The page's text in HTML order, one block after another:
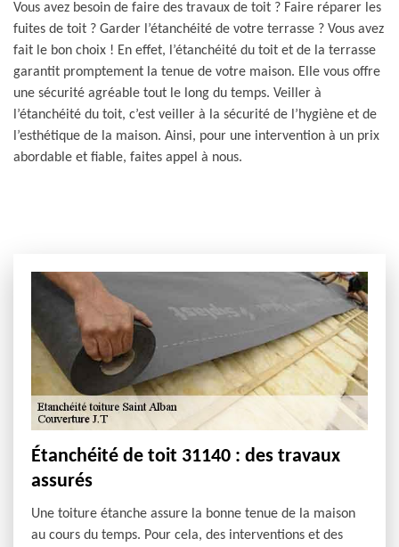
Vous avez besoin de faire des travaux de toit ? Faire réparer les
fuites de toit ? Garder l’étanchéité de votre terrasse ? Vous avez
fait le bon choix ! En effet, l’étanchéité du toit et de la terrasse
garantit promptement la tenue de votre maison. Elle vous offre
une sécurité agréable tout le long du temps. Veiller à
l’étanchéité du toit, c’est veiller à la sécurité de l’hygiène et de
l’esthétique de la maison. Ainsi, pour une intervention à un prix
abordable et fiable, faites appel à nous.
Étanchéité de toit 31140 : des travaux
assurés
Une toiture étanche assure la bonne tenue de la maison
au cours du temps. Pour cela, des interventions et des